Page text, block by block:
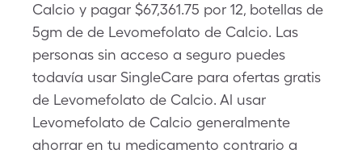
Calcio y pagar $67,361.75 por 12, botellas de
5gm de de Levomefolato de Calcio. Las
personas sin acceso a seguro puedes
todavía usar SingleCare para ofertas gratis
de Levomefolato de Calcio. Al usar
Levomefolato de Calcio generalmente
ahorrar en tu medicamento contrario a